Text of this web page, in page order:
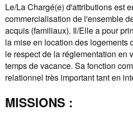
Le/La Chargé(e) d'attributions est
commercialisation de l'ensemble
acquis (familiaux). Il/Elle a pour
la mise en location des logements
le respect de la réglementation en
temps de vacance. Sa fonction
relationnel très important tant en
MISSIONS :